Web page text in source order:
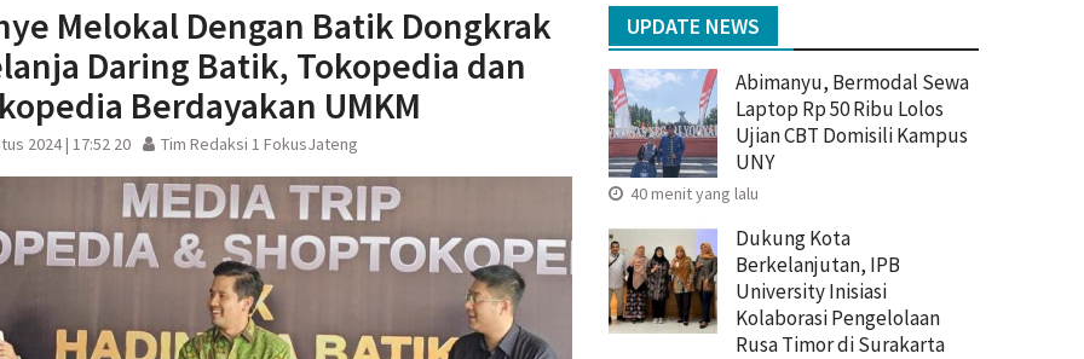
Kolaborasi
Timor di Surakarta
dan Kebakaran
Siagakan 479
Kemarau
X DPR RI dan BPS
Semangat Petugas
Capaian Sudah
Kasus
di Tengaran
Instruksi Kapolres
Melokal Dengan Batik Dongkrak
Daring Batik, Tokopedia dan
Berdayakan UMKM
2024 | 17:52 20 Tim Redaksi 1 FokusJateng
UPDATE NEWS
Abimanyu, Bermodal Sewa
Laptop Rp 50 Ribu Lolos
Ujian CBT Domisili Kampus
UNY
40 menit yang lalu
Dukung Kota
Berkelanjutan, IPB
University Inisiasi
Kolaborasi Pengelolaan
Rusa Timor di Surakarta